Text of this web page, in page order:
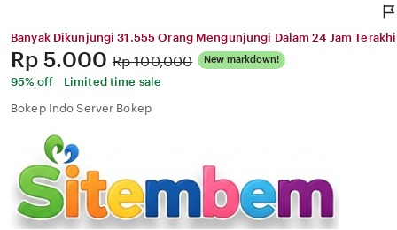
Banyak Dikunjungi 31.555 Orang Mengunjungi Dalam 24 Jam
Price:
Rp 5.000 Original
Price:
Rp 100,000 New markdown!
95% off
Limited time sale
Bokep Indo Server Bokep